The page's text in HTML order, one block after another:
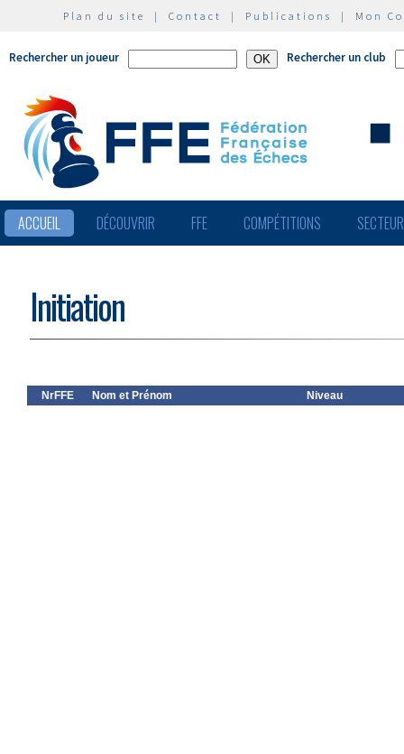
Plan du site | Contact | Publications | Mon
Rechercher un joueur Rechercher un club
ACCUEIL DÉCOUVRIR FFE COMPÉTITIONS
Initiation
NrFFE Nom et Prénom Niveau